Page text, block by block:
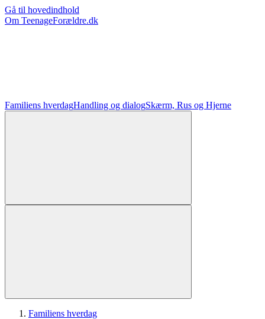
Gå til hovedindhold
Om TeenageForældre.dk
Familiens hverdagHandling og dialogSkærm, Rus og Hjerne
Familiens hverdag